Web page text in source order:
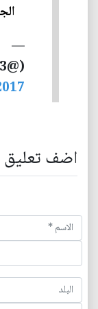
—
(@blak2050star963)
اضف تعليق